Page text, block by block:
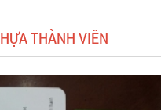
THÀNH VIÊN